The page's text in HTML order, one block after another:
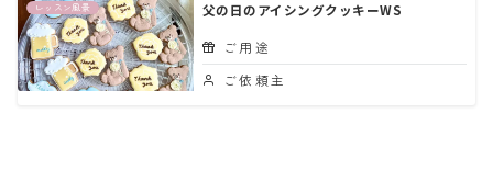
レッスン風景 父の日のアイシングクッキーWS
ご用途
ご依頼主